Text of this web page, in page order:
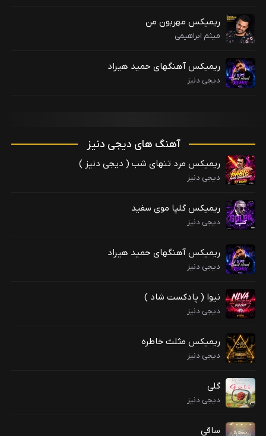
ریمیکس مهربون من
میثم ابراهیمی
ریمیکس آهنگهای حمید هیراد
دیجی دنیز
آهنگ های دیجی دنیز
ریمیکس مرد تنهای شب ( دیجی دنیز )
دیجی دنیز
ریمیکس گلپا موی سفید
دیجی دنیز
ریمیکس آهنگهای حمید هیراد
دیجی دنیز
نیوا ( پادکست شاد )
دیجی دنیز
ریمیکس مثلث خاطره
دیجی دنیز
گلی
دیجی دنیز
ساقی